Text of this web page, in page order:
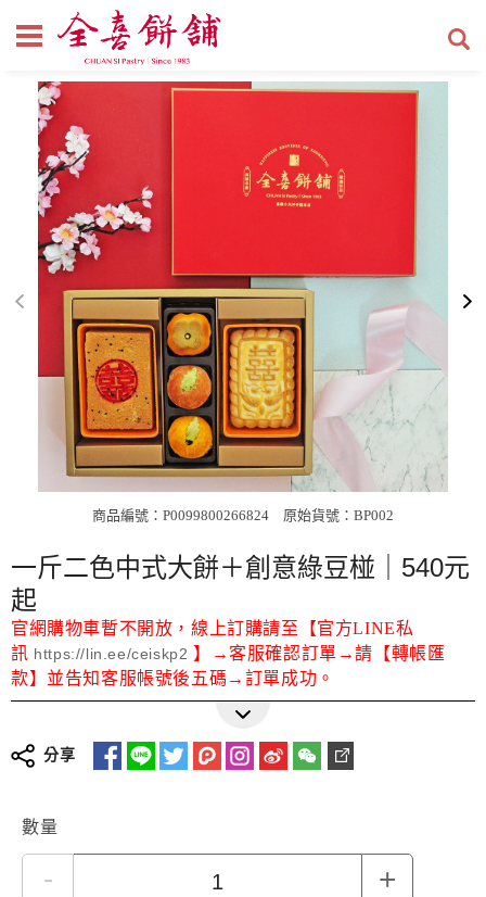
商品編號：P0099800266824 原始貨號：BP002
一斤二色中式大餅＋創意綠豆椪｜540元
起
官網購物車暫不開放，線上訂購請至【官方LINE私
訊 https://lin.ee/ceiskp2 】→客服確認訂單→請【轉帳匯
款】並告知客服帳號後五碼→訂單成功。
分享
數量
- +